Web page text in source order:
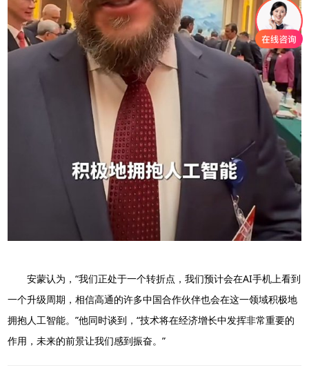
安蒙认为，“我们正处于一个转折点，我们预计会在AI手机上看到
一个升级周期，相信高通的许多中国合作伙伴也会在这一领域积极地
拥抱人工智能。”他同时谈到，“技术将在经济增长中发挥非常重要的
作用，未来的前景让我们感到振奋。”